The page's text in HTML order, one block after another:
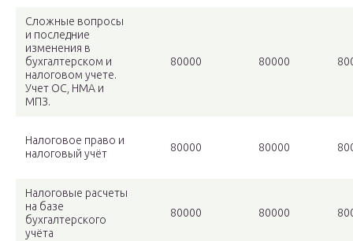
Сложные вопросы
и последние
изменения в
бухгалтерском и
налоговом учете.
Учет ОС, НМА и
МПЗ.
80000 80000
Налоговое право и
налоговый учёт
80000 80000
Налоговые расчеты
на базе
бухгалтерского
учёта
80000 80000